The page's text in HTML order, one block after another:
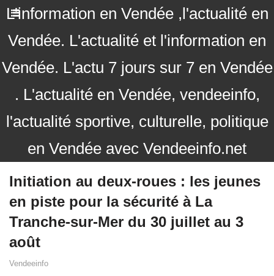
L'information en Vendée ,l'actualité en
Vendée. L'actualité et l'information en
Vendée. L'actu 7 jours sur 7 en Vendée
. L'actualité en Vendée, vendeeinfo,
l'actualité sportive, culturelle, politique
en Vendée avec Vendeeinfo.net
Initiation au deux-roues : les jeunes
en piste pour la sécurité à La
Tranche-sur-Mer du 30 juillet au 3
août
Vendeeinfo